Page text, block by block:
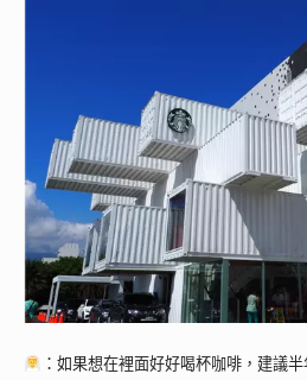
：如果想在裡面好好喝杯咖啡，建議半